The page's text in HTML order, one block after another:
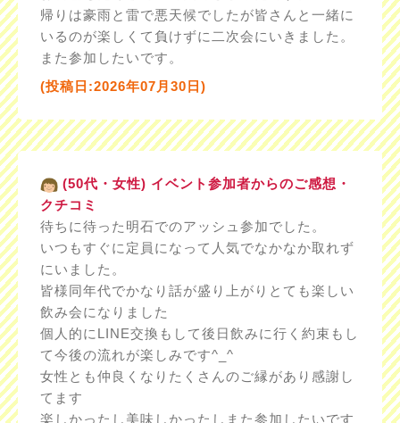
帰りは豪雨と雷で悪天候でしたが皆さんと一緒に
いるのが楽しくて負けずに二次会にいきました。
また参加したいです。
(投稿日:2026年07月30日)
(50代・女性) イベント参加者からのご感想・
クチコミ
待ちに待った明石でのアッシュ参加でした。
いつもすぐに定員になって人気でなかなか取れず
にいました。
皆様同年代でかなり話が盛り上がりとても楽しい
飲み会になりました
個人的にLINE交換もして後日飲みに行く約束もし
て今後の流れが楽しみです^_^
女性とも仲良くなりたくさんのご縁があり感謝し
てます
楽しかったし美味しかったしまた参加したいです